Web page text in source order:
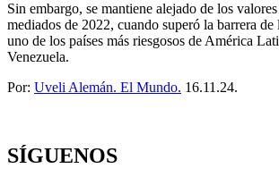
Sin embargo, se mantiene alejado de los
mediados de 2022, cuando superó la barrera
uno de los países más riesgosos de América
Venezuela.
Por: Uveli Alemán. El Mundo. 16.11.24.
SÍGUENOS